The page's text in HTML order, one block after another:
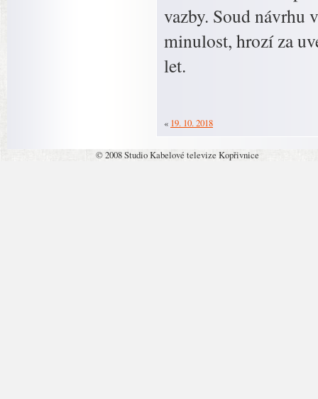
vazby. Soud návrhu
minulost, hrozí za
let.
« 19. 10. 2018
© 2008 Studio Kabelové televize Kopřivnice